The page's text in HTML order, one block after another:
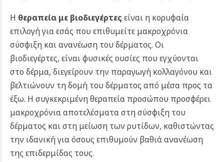
Η θεραπεία με βιοδιεγέρτες είναι η κορυφαία
επιλογή για εσάς που επιθυμείτε μακροχρόνια
σύσφιξη και ανανέωση του δέρματος. Οι
βιοδιεγέρτες, είναι φυσικές ουσίες που εγχύονται
στο δέρμα, διεγείρουν την παραγωγή κολλαγόνου και
βελτιώνουν τη δομή του δέρματος από μέσα προς τα
έξω. Η συγκεκριμένη θεραπεία προσώπου προσφέρει
μακροχρόνια αποτελέσματα στη σύσφιξη του
δέρματος και στη μείωση των ρυτίδων, καθιστώντας
την ιδανική για όσους επιθυμούν βαθιά ανανέωση
της επιδερμίδας τους.